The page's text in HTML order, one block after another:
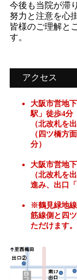
アクセス
大阪市営地
駅」徒歩4分
（北改札を
（四ツ橋方
分）
大阪市営地
（北改札を
進み、出口
※鶴見緑地
筋線側と四
ただけます。
今後も当院が滞
努力と注意を心
皆様のご理解と
す。